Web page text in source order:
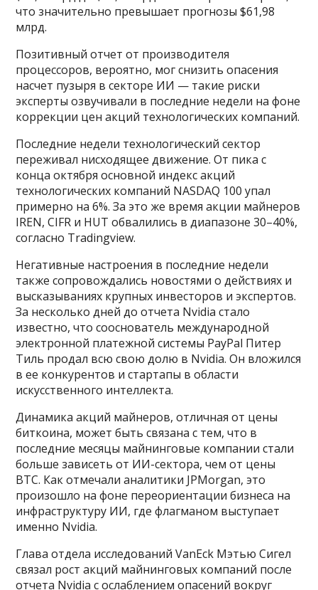
что значительно превышает прогнозы $61,98
млрд.
Позитивный отчет от производителя
процессоров, вероятно, мог снизить опасения
насчет пузыря в секторе ИИ — такие риски
эксперты озвучивали в последние недели на фоне
коррекции цен акций технологических компаний.
Последние недели технологический сектор
переживал нисходящее движение. От пика с
конца октября основной индекс акций
технологических компаний NASDAQ 100 упал
примерно на 6%. За это же время акции майнеров
IREN, CIFR и HUT обвалились в диапазоне 30–40%,
согласно Tradingview.
Негативные настроения в последние недели
также сопровождались новостями о действиях и
высказываниях крупных инвесторов и экспертов.
За несколько дней до отчета Nvidia стало
известно, что сооснователь международной
электронной платежной системы PayPal Питер
Тиль продал всю свою долю в Nvidia. Он вложился
в ее конкурентов и стартапы в области
искусственного интеллекта.
Динамика акций майнеров, отличная от цены
биткоина, может быть связана с тем, что в
последние месяцы майнинговые компании стали
больше зависеть от ИИ-сектора, чем от цены
BTC. Как отмечали аналитики JPMorgan, это
произошло на фоне переориентации бизнеса на
инфраструктуру ИИ, где флагманом выступает
именно Nvidia.
Глава отдела исследований VanEck Мэтью Сигел
связал рост акций майнинговых компаний после
отчета Nvidia с ослаблением опасений вокруг